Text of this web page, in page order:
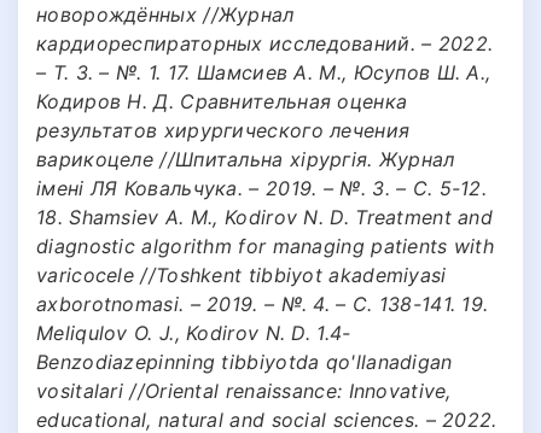
новорождённых //Журнал
кардиореспираторных исследований. – 2022.
– Т. 3. – №. 1. 17. Шамсиев А. М., Юсупов Ш. А.,
Кодиров Н. Д. Сравнительная оценка
результатов хирургического лечения
варикоцеле //Шпитальна хірургія. Журнал
імені ЛЯ Ковальчука. – 2019. – №. 3. – С. 5-12.
18. Shamsiev A. M., Kodirov N. D. Treatment and
diagnostic algorithm for managing patients with
varicocele //Toshkent tibbiyot akademiyasi
axborotnomasi. – 2019. – №. 4. – С. 138-141. 19.
Meliqulov O. J., Kodirov N. D. 1.4-
Benzodiazepinning tibbiyotda qo'llanadigan
vositalari //Oriental renaissance: Innovative,
educational, natural and social sciences. – 2022.